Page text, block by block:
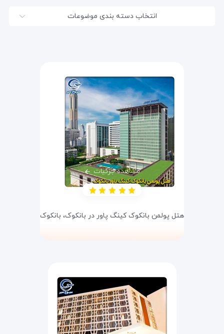
انتخاب دسته بندی موضوعات
مشاهده جزئیات
هتل پولمن بانکوک کینگ پاور در بانکوک، بانکوک